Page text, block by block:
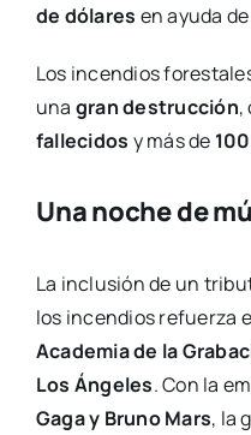
de dólares en ayuda
Los incendios
una gran destrucción,
fallecidos y más de
Una noche de
La inclusión de un
los incendios refuerza
Academia de la
Los Ángeles. Con la
Gaga y Bruno Mars, la